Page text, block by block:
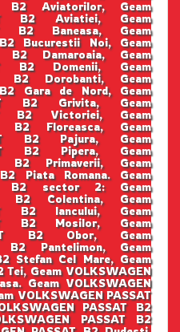
B2 Aviatorilor, Geam
B2 Aviatiei, Geam
B2 Baneasa, Geam
B2 Bucurestii Noi, Geam
B2 Damaroaia, Geam
B2 Domenii, Geam
B2 Dorobanti, Geam
B2 Gara de Nord, Geam
B2 Grivita, Geam
B2 Victoriei, Geam
B2 Floreasca, Geam
B2 Pajura, Geam
B2 Pipera, Geam
B2 Primaverii, Geam
Piata Romana. Geam
B2 sector 2: Geam
B2 Colentina, Geam
B2 Iancului, Geam
B2 Mosilor, Geam
B2 Obor, Geam
B2 Pantelimon, Geam
Stefan Cel Mare, Geam
Tei, Geam VOLKSWAGEN
Geam VOLKSWAGEN
VOLKSWAGEN PASSAT
PASSAT B2
PASSAT B2